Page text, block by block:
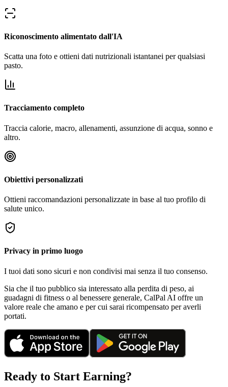
Riconoscimento alimentato dall'IA
Scatta una foto e ottieni dati nutrizionali istantanei per qualsiasi
pasto.
Tracciamento completo
Traccia calorie, macro, allenamenti, assunzione di acqua, sonno e
altro.
Obiettivi personalizzati
Ottieni raccomandazioni personalizzate in base al tuo profilo di
salute unico.
Privacy in primo luogo
I tuoi dati sono sicuri e non condivisi mai senza il tuo consenso.
Sia che il tuo pubblico sia interessato alla perdita di peso, ai
guadagni di fitness o al benessere generale, CalPal AI offre un
valore reale che amano e per cui sarai ricompensato per averli
portati.
Ready to Start Earning?